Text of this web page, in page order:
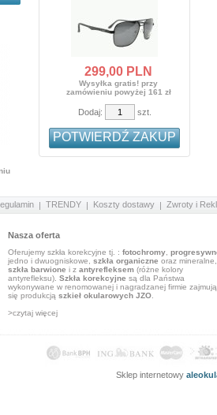
299,00 PLN
Wysyłka gratis! przy
zamówieniu powyżej 161 zł
Dodaj: szt.
POTWIERDŹ ZAKUP
TRENDY Koszty dostawy Zwroty i
Nasza oferta
Oferujemy szkła korekcyjne tj. : fotochromy
jedno i dwuogniskowe, szkła organiczne oraz mineralne,
szkła barwione i z antyrefleksem (różne kolory
antyrefleksu). Szkła korekcyjne są dla Państwa
wykonywane w renomowanej i nagradzanej firmie
się produkcją szkieł okularowych JZO
>czytaj więcej
Sklep internetowy